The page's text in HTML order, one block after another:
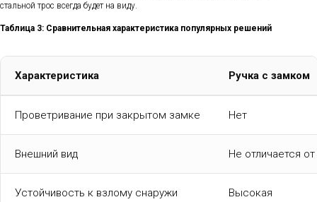
стальной трос всегда будет на виду.
Таблица 3: Сравнительная характеристика популярных решений
Характеристика Ручка с замком
Проветривание при закрытом замке Нет
Внешний вид Не отличается
Устойчивость к взлому снаружи Высокая